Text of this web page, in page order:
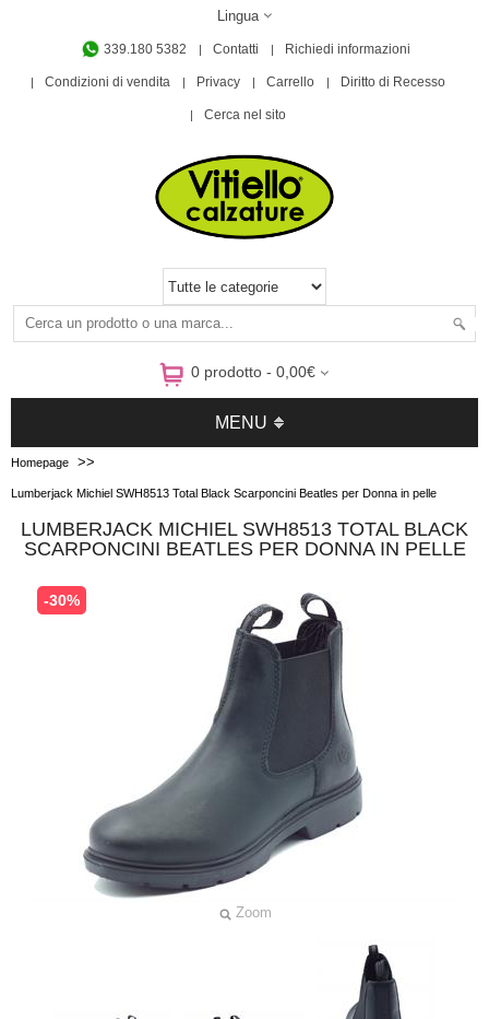
Lingua
339.180 5382 Contatti Richiedi informazioni
Condizioni di vendita Privacy Carrello Diritto di Recesso
Cerca nel sito
0 prodotto - 0,00€
MENU
Homepage >>
Lumberjack Michiel SWH8513 Total Black Scarponcini Beatles per Donna in pelle
LUMBERJACK MICHIEL SWH8513 TOTAL BLACK
SCARPONCINI BEATLES PER DONNA IN PELLE
Zoom
-30%